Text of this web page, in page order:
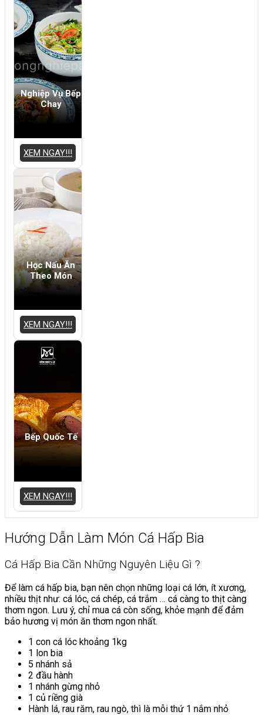
Nghiệp Vụ Bếp
Chay
XEM NGAY!!!
Học Nấu Ăn
Theo Món
XEM NGAY!!!
Bếp Quốc Tế
XEM NGAY!!!
Hướng Dẫn Làm Món Cá Hấp Bia
Cá Hấp Bia Cần Những Nguyên Liệu Gì ?
Để làm cá hấp bia, bạn nên chọn những loại cá lớn, ít xương,
nhiều thịt như: cá lóc, cá chép, cá trắm … cá càng to thịt càng
thơm ngon. Lưu ý, chỉ mua cá còn sống, khỏe mạnh để đảm
bảo hương vị món ăn thơm ngon nhất.
1 con cá lóc khoảng 1kg
1 lon bia
5 nhánh sả
2 đầu hành
1 nhánh gừng nhỏ
1 củ riềng già
Hành lá, rau răm, rau ngò, thì là mỗi thứ 1 nắm nhỏ